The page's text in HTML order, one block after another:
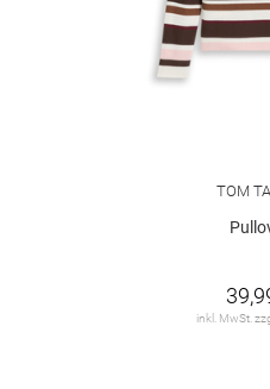
TOM
inkl. MwSt.